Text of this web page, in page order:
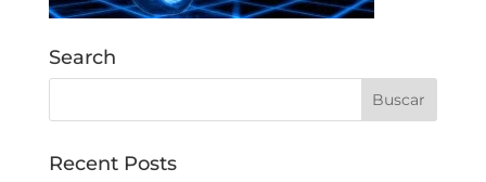
Search
Recent Posts